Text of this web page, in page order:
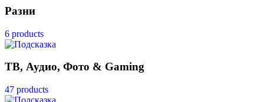
Разни
6 products
ТВ, Аудио, Фото & Gaming
47 products